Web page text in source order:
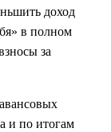
доход
в полном
за
и по итогам